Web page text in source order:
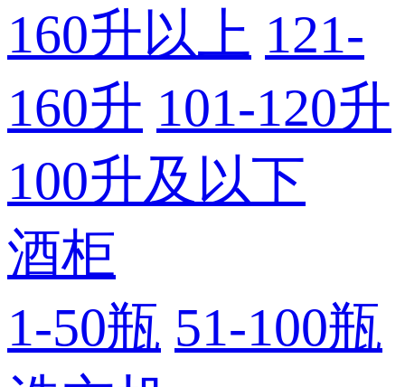
160升以上 121-
160升 101-120升
100升及以下
酒柜
1-50瓶 51-100瓶